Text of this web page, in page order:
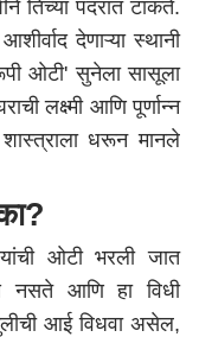
तिच्या पदरात टाकते.
देणाऱ्या स्थानी
ओटी' सुनेला सासूला
लक्ष्मी आणि पूर्णान्न
धरून मानले
ओटी भरली जात
नसते आणि हा विधी
आई विधवा असेल,